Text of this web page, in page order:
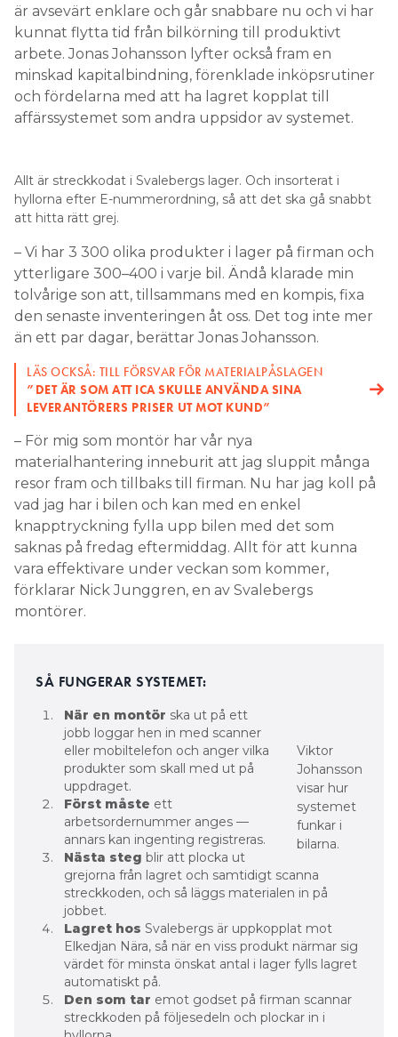
är avsevärt enklare och går snabbare nu och vi har
kunnat flytta tid från bilkörning till produktivt
arbete. Jonas Johansson lyfter också fram en
minskad kapitalbindning, förenklade inköpsrutiner
och fördelarna med att ha lagret kopplat till
affärssystemet som andra uppsidor av systemet.
Allt är streckkodat i Svalebergs lager. Och insorterat i
hyllorna efter E-nummerordning, så att det ska gå snabbt
att hitta rätt grej.
– Vi har 3 300 olika produkter i lager på firman och
ytterligare 300–400 i varje bil. Ändå klarade min
tolvårige son att, tillsammans med en kompis, fixa
den senaste inventeringen åt oss. Det tog inte mer
än ett par dagar, berättar Jonas Johansson.
LÄS OCKSÅ: TILL FÖRSVAR FÖR MATERIALPÅSLAGEN
”DET ÄR SOM ATT ICA SKULLE ANVÄNDA SINA
LEVERANTÖRERS PRISER UT MOT KUND”
– För mig som montör har vår nya
materialhantering inneburit att jag sluppit många
resor fram och tillbaks till firman. Nu har jag koll på
vad jag har i bilen och kan med en enkel
knapptryckning fylla upp bilen med det som
saknas på fredag eftermiddag. Allt för att kunna
vara effektivare under veckan som kommer,
förklarar Nick Junggren, en av Svalebergs
montörer.
SÅ FUNGERAR SYSTEMET:
Viktor
Johansson
­visar hur
systemet
funkar i
bilarna.
När en montör ska ut på ett
jobb loggar hen in med scanner
eller mobiltelefon och anger vilka
produkter som skall med ut på
uppdraget.
Först måste ett
arbetsordernummer anges —
annars kan ingenting registreras.
Nästa steg blir att plocka ut
grejorna från lagret och samtidigt scanna
streckkoden, och så läggs materialen in på
jobbet.
Lagret hos Svalebergs är uppkopplat mot
Elkedjan Nära, så när en viss produkt närmar sig
värdet för minsta önskat antal i lager fylls lagret
automatiskt på.
Den som tar emot ­godset på firman scannar
streckkoden på följesedeln och plockar in i